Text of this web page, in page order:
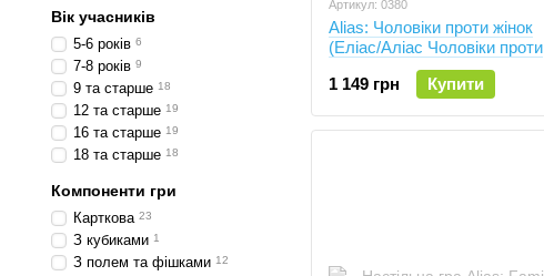
Артикул: 0380
Alias: Чоловіки проти жінок
(Еліас/Аліас Чоловіки проти
1 149 грн
Купити
Вік учасників
5-6 років 6
7-8 років 9
9 та старше 18
12 та старше 19
16 та старше 19
18 та старше 18
Компоненти гри
Карткова 23
З кубиками 1
З полем та фішками 12